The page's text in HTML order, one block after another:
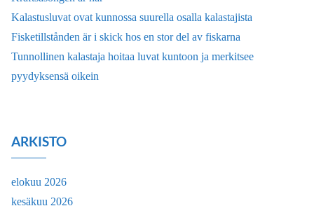
Kalastusluvat ovat kunnossa suurella osalla kalastajista
Fisketillstånden är i skick hos en stor del av fiskarna
Tunnollinen kalastaja hoitaa luvat kuntoon ja merkitsee
pyydyksensä oikein
ARKISTO
elokuu 2026
kesäkuu 2026